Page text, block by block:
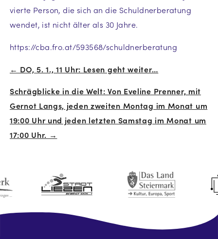
vierte Person, die sich an die Schuldnerberatung
wendet, ist nicht älter als 30 Jahre.
https://cba.fro.at/593568/schuldnerberatung
Beitrags-
Navigation
← DO, 5. 1., 11 Uhr: Lesen geht weiter…
Schrägblicke in die Welt: Von Eveline Prenner, mit
Gernot Langs, jeden zweiten Montag im Monat um
19:00 Uhr und jeden letzten Samstag im Monat um
17:00 Uhr. →